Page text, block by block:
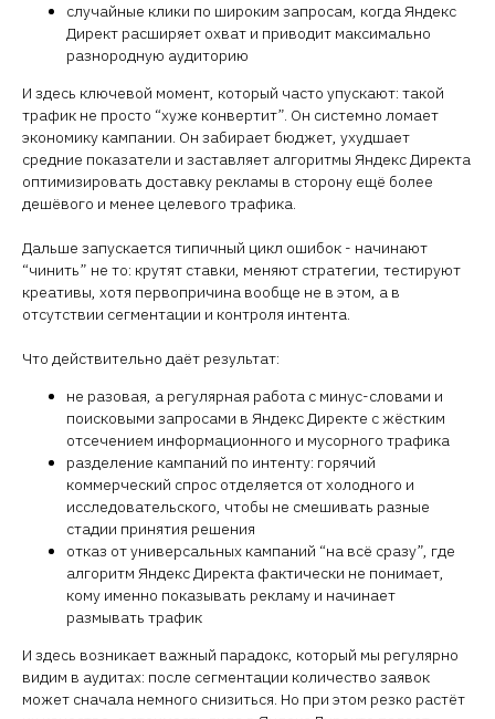
случайные клики по широким запросам, когда Яндекс
Директ расширяет охват и приводит максимально
разнородную аудиторию
И здесь ключевой момент, который часто упускают: такой
трафик не просто “хуже конвертит”. Он системно ломает
экономику кампании. Он забирает бюджет, ухудшает
средние показатели и заставляет алгоритмы Яндекс Директа
оптимизировать доставку рекламы в сторону ещё более
дешёвого и менее целевого трафика.
Дальше запускается типичный цикл ошибок - начинают
“чинить” не то: крутят ставки, меняют стратегии, тестируют
креативы, хотя первопричина вообще не в этом, а в
отсутствии сегментации и контроля интента.
Что действительно даёт результат:
не разовая, а регулярная работа с минус-словами и
поисковыми запросами в Яндекс Директе с жёстким
отсечением информационного и мусорного трафика
разделение кампаний по интенту: горячий
коммерческий спрос отделяется от холодного и
исследовательского, чтобы не смешивать разные
стадии принятия решения
отказ от универсальных кампаний “на всё сразу”, где
алгоритм Яндекс Директа фактически не понимает,
кому именно показывать рекламу и начинает
размывать трафик
И здесь возникает важный парадокс, который мы регулярно
видим в аудитах: после сегментации количество заявок
может сначала немного снизиться. Но при этом резко растёт